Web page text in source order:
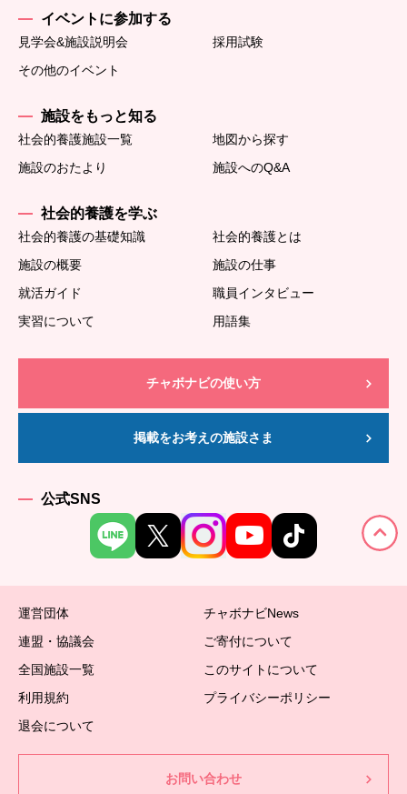
イベントに参加する
見学会&施設説明会
採用試験
その他のイベント
施設をもっと知る
社会的養護施設一覧
地図から探す
施設のおたより
施設へのQ&A
社会的養護を学ぶ
社会的養護の基礎知識
社会的養護とは
施設の概要
施設の仕事
就活ガイド
職員インタビュー
実習について
用語集
チャボナビの使い方
掲載をお考えの施設さま
公式SNS
運営団体
チャボナビNews
連盟・協議会
ご寄付について
全国施設一覧
このサイトについて
利用規約
プライバシーポリシー
退会について
お問い合わせ